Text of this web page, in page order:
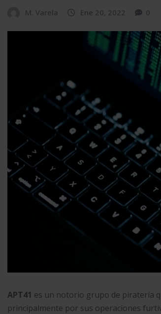
M. Varela Ene 20, 2022 0
APT41 es un notorio grupo de piratería
principalmente por sus operaciones